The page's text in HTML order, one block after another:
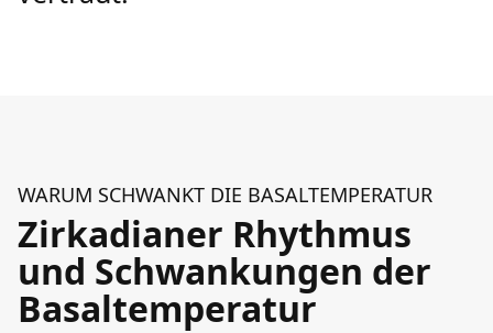
WARUM SCHWANKT DIE BASALTEMPERATUR
Zirkadianer Rhythmus
und Schwankungen der
Basaltemperatur